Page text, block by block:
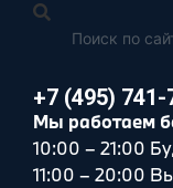
+7 (495) 741-
Мы работаем
10:00 – 21:00
11:00 – 20:00